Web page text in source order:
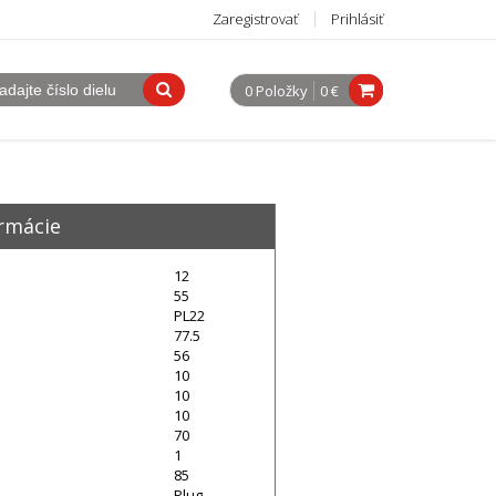
Zaregistrovať Prihlásiť
0 Položky 0 €
12
55
PL22
77.5
56
10
10
10
70
1
85